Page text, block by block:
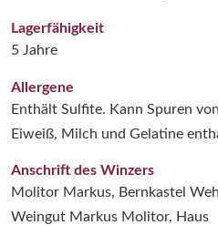
Lagerfähigkeit
5 Jahre
Allergene
Enthält Sulfite. Kann Spuren von
Eiweiß, Milch und Gelatine
Anschrift des Winzers
Molitor Markus, Bernkastel
Weingut Markus Molitor, Haus